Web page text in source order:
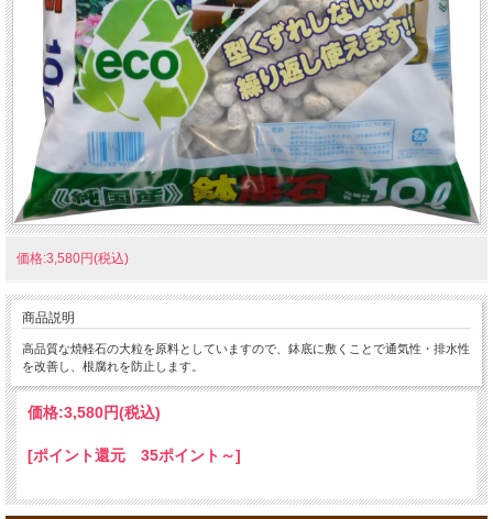
価格:3,580円(税込)
商品説明
高品質な焼軽石の大粒を原料としていますので、鉢底に敷くことで通気性・排水性
を改善し、根腐れを防止します。
価格:3,580円(税込)
[ポイント還元 35ポイント～]